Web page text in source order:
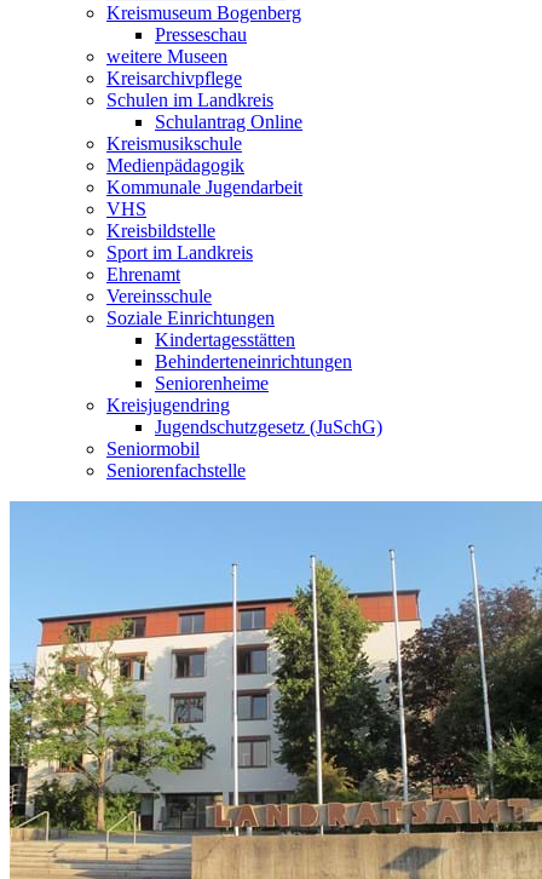
Kreismuseum Bogenberg
Presseschau
weitere Museen
Kreisarchivpflege
Schulen im Landkreis
Schulantrag Online
Kreismusikschule
Medienpädagogik
Kommunale Jugendarbeit
VHS
Kreisbildstelle
Sport im Landkreis
Ehrenamt
Vereinsschule
Soziale Einrichtungen
Kindertagesstätten
Behinderteneinrichtungen
Seniorenheime
Kreisjugendring
Jugendschutzgesetz (JuSchG)
Seniormobil
Seniorenfachstelle